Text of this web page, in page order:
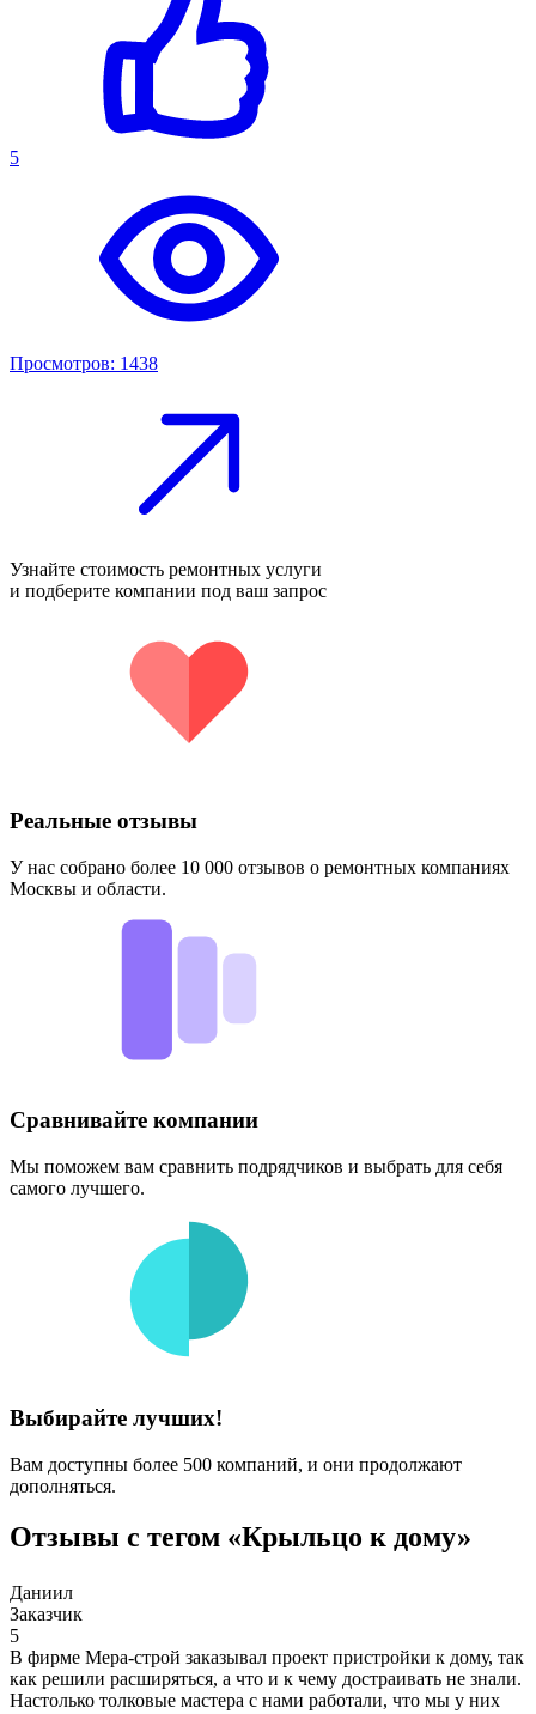
5
Просмотров: 1438
Узнайте стоимость ремонтных услуги
и подберите компании под ваш запрос
Реальные отзывы
У нас собрано более 10 000 отзывов о ремонтных компаниях
Москвы и области.
Сравнивайте компании
Мы поможем вам сравнить подрядчиков и выбрать для себя
самого лучшего.
Выбирайте лучших!
Вам доступны более 500 компаний, и они продолжают
дополняться.
Отзывы с тегом «Крыльцо к дому»
Даниил
Заказчик
5
В фирме Мера-строй заказывал проект пристройки к дому, так
как решили расширяться, а что и к чему достраивать не знали.
Настолько толковые мастера с нами работали, что мы у них